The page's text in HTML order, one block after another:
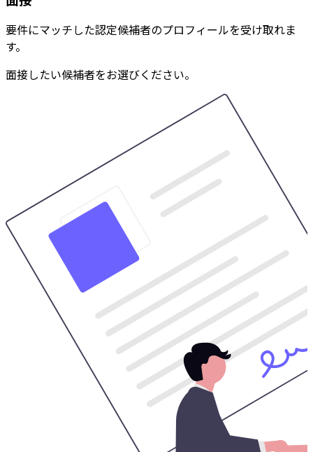
要件にマッチした認定候補者のプロフィールを受け取れま
す。
面接したい候補者をお選びください。